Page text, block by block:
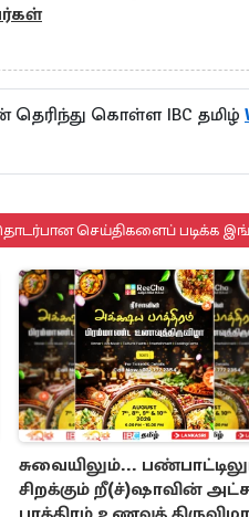
கொள்ள IBC தமிழ்
செய்திகளைப் படிக்க
சுவையிலும்...
சிறக்கும் றீ(ச்)ஷாவின்